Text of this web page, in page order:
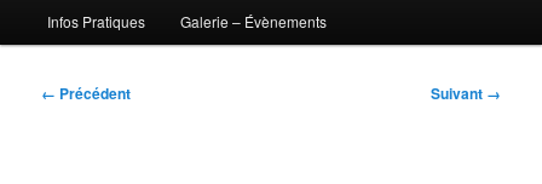
Infos Pratiques Galerie – Évènements
Navigation
← Précédent Suivant →